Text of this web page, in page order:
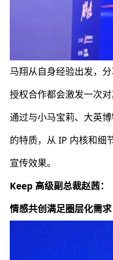
马翔从自身经验出发，
授权合作都会激发一次
通过与小马宝莉、大英
的特质，从 IP 内核和细
宣传效果。
Keep 高级副总裁赵茜：
情感共创满足圈层化需求